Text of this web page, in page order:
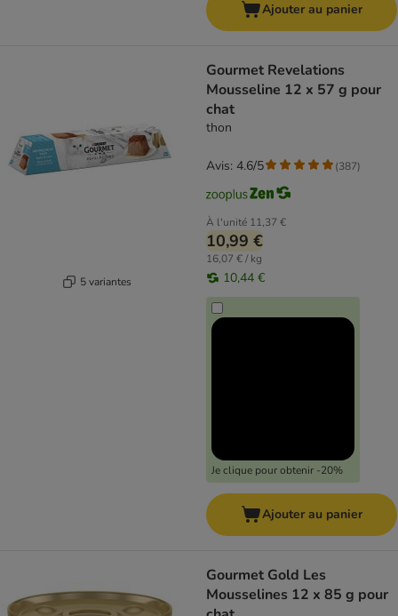
Ajouter au panier
5 variantes
Gourmet Revelations
Mousseline 12 x 57 g pour
chat
thon
À l'unité 11,37 €
10,99 €
16,07 € / kg
10,44 €
Je clique pour obtenir -20%
Avis: 4.6/5 (387)
Ajouter au panier
Gourmet Gold Les
Mousselines 12 x 85 g pour